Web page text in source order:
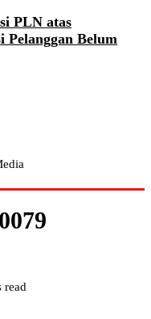
PLN atas
Pelanggan Belum
read